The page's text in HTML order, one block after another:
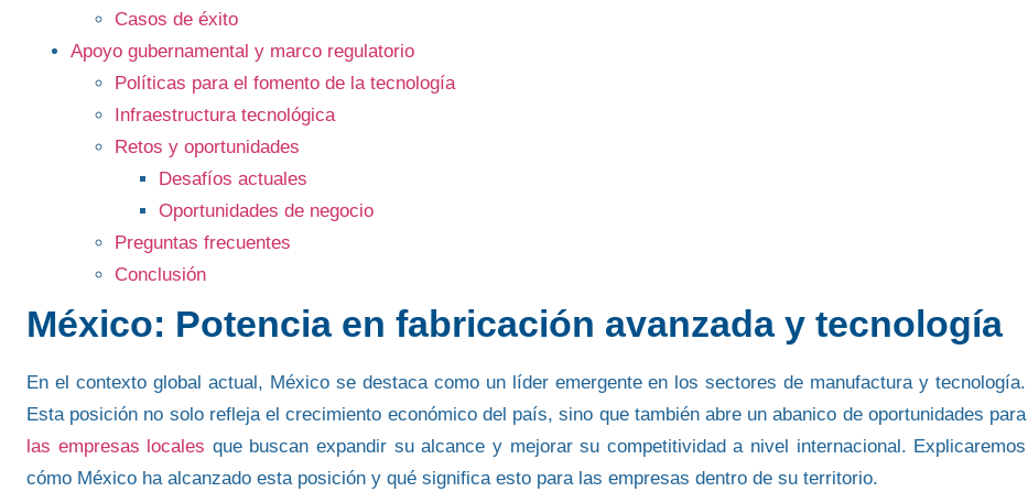
Casos de éxito
Apoyo gubernamental y marco regulatorio
Políticas para el fomento de la tecnología
Infraestructura tecnológica
Retos y oportunidades
Desafíos actuales
Oportunidades de negocio
Preguntas frecuentes
Conclusión
México: Potencia en fabricación avanzada y tecnología
En el contexto global actual, México se destaca como un líder emergente en los sectores de manufactura y tecnología.
Esta posición no solo refleja el crecimiento económico del país, sino que tambiénabre un abanico de oportunidades para
las empresas locales que buscan expandir su alcance y mejorar su competitividad a nivel internacional. Explicaremos
cómo México ha alcanzado esta posición y qué significa esto para las empresas dentro de su territorio.